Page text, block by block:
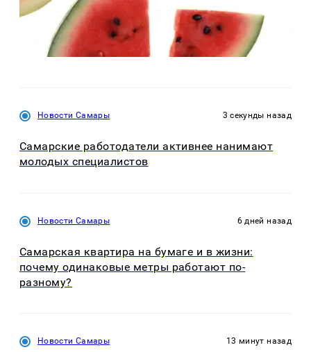
Новости Самары 3 секунды назад
Самарские работодатели активнее нанимают
молодых специалистов
Новости Самары 6 дней назад
Самарская квартира на бумаге и в жизни:
почему одинаковые метры работают по-
разному?
Новости Самары 13 минут назад